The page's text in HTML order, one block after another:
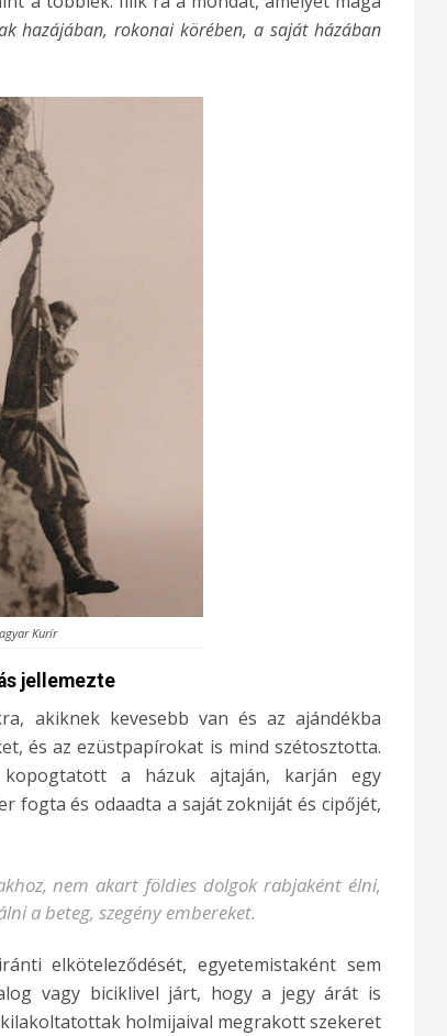
hazájában, rokonai körében, a saját házában
Kurír
jellemezte
akiknek kevesebb van és az ajándékba
és az ezüstpapírokat is mind szétosztotta.
a házuk ajtaján, karján egy
fogta és odaadta a saját zokniját és cipőjét,
nem akart földies dolgok rabjaként élni,
a beteg, szegény embereket.
elköteleződését, egyetemistaként sem
vagy biciklivel járt, hogy a jegy árát is
holmijaival megrakott szekeret